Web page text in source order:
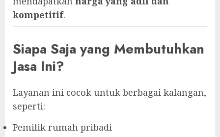
kompetitif.
Siapa Saja yang Membutuhkan
Jasa Ini?
Layanan ini cocok untuk berbagai kalangan,
seperti:
Pemilik rumah pribadi